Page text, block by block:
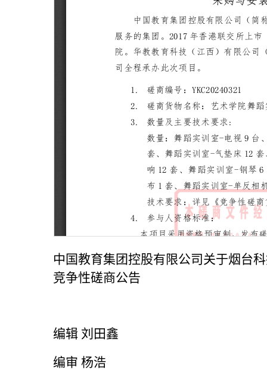
中国教育集团控股有限公司关于烟台
竞争性磋商公告
编辑 刘田鑫
编审 杨浩